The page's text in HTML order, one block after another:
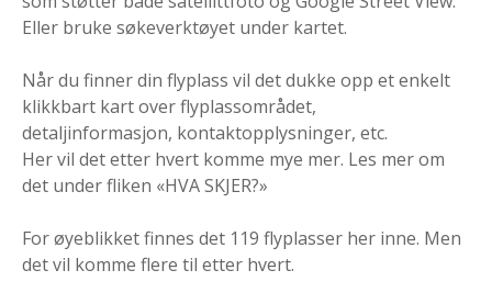
Eller bruke søkeverktøyet under kartet.
Når du finner din flyplass vil det dukke opp et enkelt
klikkbart kart over flyplassområdet,
detaljinformasjon, kontaktopplysninger, etc.
Her vil det etter hvert komme mye mer. Les mer om
det under fliken «HVA SKJER?»
For øyeblikket finnes det 119 flyplasser her inne. Men
det vil komme flere til etter hvert.